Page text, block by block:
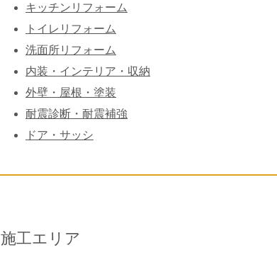
キッチンリフォーム
トイレリフォーム
洗面所リフォーム
内装・インテリア・収納
外壁・屋根・塗装
耐震診断・耐震補強
ドア・サッシ
施工エリア